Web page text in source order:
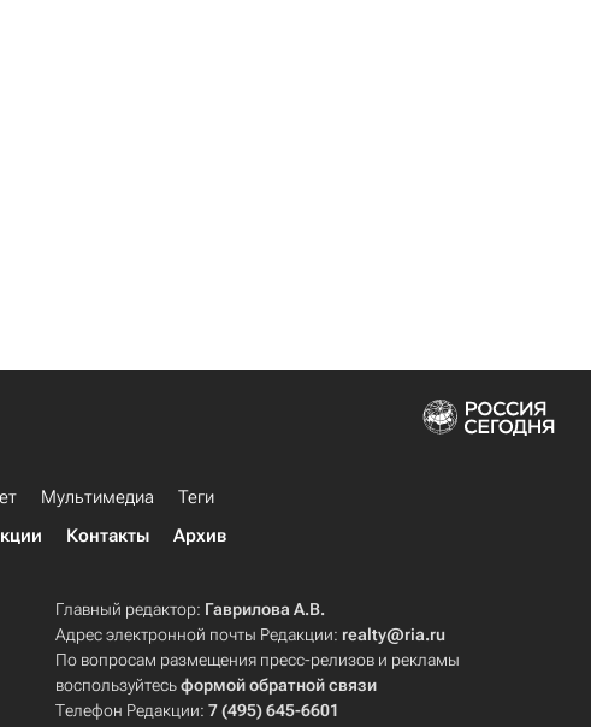
Мультимедиа
Теги
Контакты Архив
Главный редактор: Гаврилова А.В.
Адрес электронной почты Редакции: realty@ria.ru
По вопросам размещения пресс-релизов и рекламы
воспользуйтесьформой обратной связи
Телефон Редакции:7 (495) 645-6601